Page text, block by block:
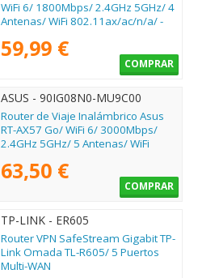
WiFi 6/ 1800Mbps/ 2.4GHz 5GHz/ 4
Antenas/ WiFi 802.11ax/ac/n/a/ -
59,99 €
COMPRAR
ASUS - 90IG08N0-MU9C00
Router de Viaje Inalámbrico Asus
RT-AX57 Go/ WiFi 6/ 3000Mbps/
2.4GHz 5GHz/ 5 Antenas/ WiFi
63,50 €
COMPRAR
TP-LINK - ER605
Router VPN SafeStream Gigabit TP-
Link Omada TL-R605/ 5 Puertos
Multi-WAN